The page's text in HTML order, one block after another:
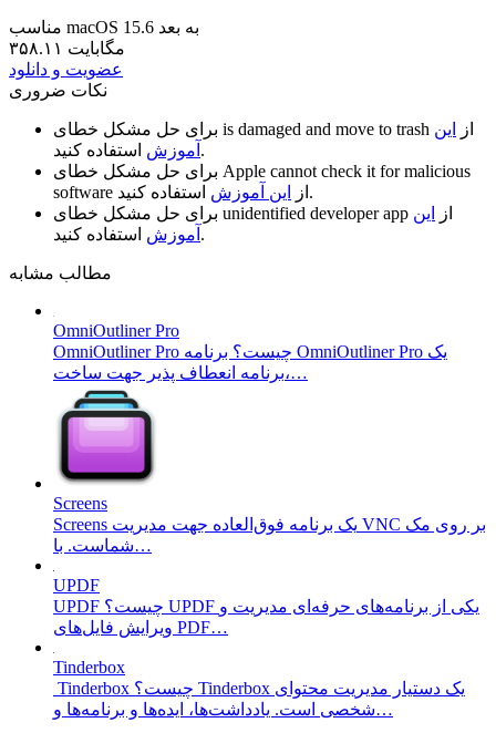
مناسب macOS 15.6 به بعد
۳۵۸.۱۱ مگابایت
عضویت و دانلود
نکات ضروری
is damaged and move to trash از
این
آموزش استفاده کنید.
Apple cannot check it for malicious
software
از این آموزش
استفاده کنید.
unidentified developer app از
این
آموزش استفاده کنید.
مطالب مشابه
OmniOutliner Pro
OmniOutliner Pro چیست؟ برنامه OmniOutliner Pro یک
برنامه انعطاف پذیر جهت ساخت،…
Screens
Screens یک برنامه فوق‌العاده جهت مدیریت VNC بر روی مک
شماست. با…
UPDF
UPDF چیست؟ UPDF یکی از برنامه‌های حرفه‌ای مدیریت و
ویرایش فایل‌های PDF…
Tinderbox
Tinderbox چیست؟ Tinderbox یک دستیار مدیریت محتوای
شخصی است. یادداشت‌ها، ایده‌ها و برنامه‌ها و…